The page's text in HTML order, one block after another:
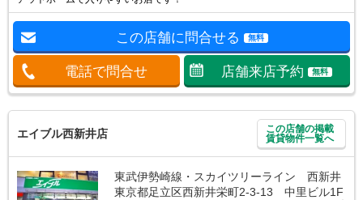
この店舗に問合せる 無料
電話で問合せ 店舗来店予約 無料
エイブル西新井店
この店舗の掲載
賃貸物件一覧へ
東武伊勢崎線・スカイツリーライン 西新井
東京都足立区西新井栄町2-3-13 中里ビル1F